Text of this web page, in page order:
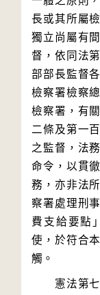
長或其所屬
獨立尚屬有
督，依同法
部部長監督
檢察署檢察
檢察署，有
二條及第一
之監督，法
命令，以貫
務，亦非法
察署處理刑
費支給要點
使，於符合
憲法第七